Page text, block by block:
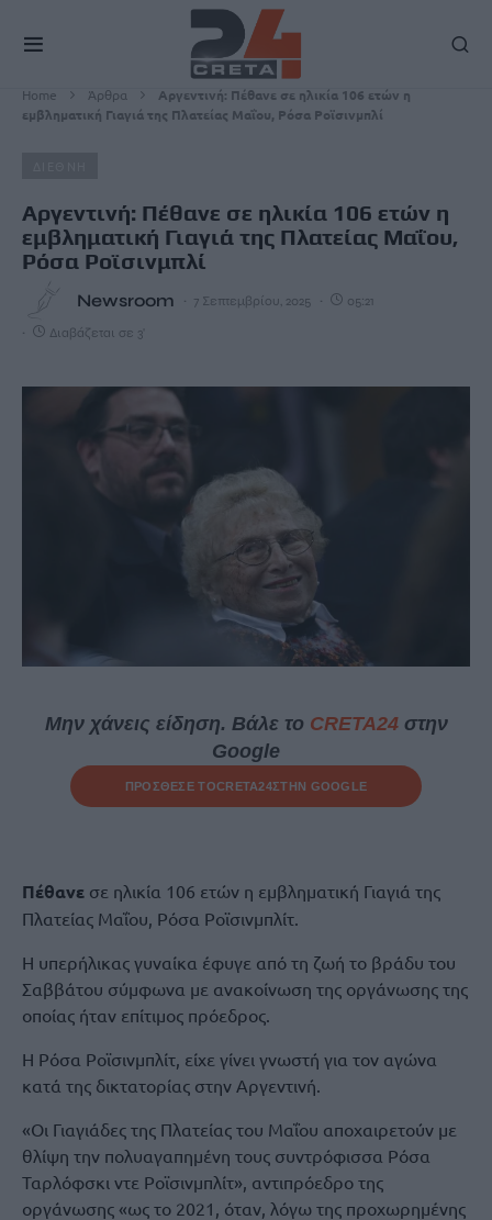
Home Άρθρα
Αργεντινή: Πέθανε σε ηλικία 106 ετών η
εμβληματική Γιαγιά της Πλατείας Μαΐου, Ρόσα Ροϊσινμπλί
Αργεντινή: Πέθανε σε ηλικία 106 ετών η
εμβληματική Γιαγιά της Πλατείας Μαΐου,
Ρόσα Ροϊσινμπλί
Newsroom 7 Σεπτεμβρίου, 2025 05:21
Διαβάζεται σε 3'
Μην χάνεις είδηση. Βάλε το CRETA24στην
Google
ΠΡΟΣΘΕΣΕ ΤΟCRETA24ΣΤΗΝ GOOGLE
Πέθανε σε ηλικία 106 ετών η εμβληματική Γιαγιά της
Πλατείας Μαΐου, Ρόσα Ροϊσινμπλίτ.
Η υπερήλικας γυναίκα έφυγε από τη ζωή το βράδυ του
Σαββάτου σύμφωνα με ανακοίνωση της οργάνωσης της
οποίας ήταν επίτιμος πρόεδρος.
Η Ρόσα Ροϊσινμπλίτ, είχε γίνει γνωστή για τον αγώνα
κατά της δικτατορίας στην Αργεντινή.
«Οι Γιαγιάδες της Πλατείας του Μαΐου αποχαιρετούν με
θλίψη την πολυαγαπημένη τους συντρόφισσα Ρόσα
Ταρλόφσκι ντε Ροϊσινμπλίτ», αντιπρόεδρο της
οργάνωσης «ως το 2021, όταν, λόγω της προχωρημένης